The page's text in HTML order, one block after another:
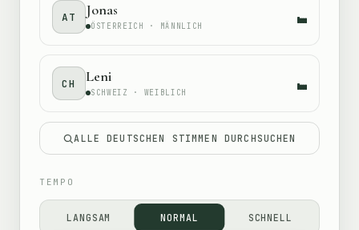
AT Jonas
ÖSTERREICH · MÄNNLICH
CH Leni
SCHWEIZ · WEIBLICH
ALLE DEUTSCHEN STIMMEN DURCHSUCHEN
TEMPO
LANGSAM NORMAL SCHNELL